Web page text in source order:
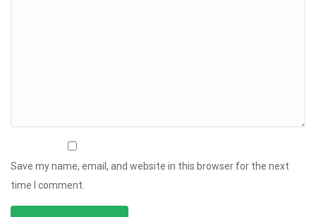
Save my name, email, and website in this browser for the next
time I comment.